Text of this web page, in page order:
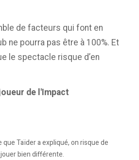
de facteurs qui font en
ne pourra pas être à 100%. Et
le spectacle risque d’en
de l'Impact
que Taïder a expliqué, on risque de
bien différente.